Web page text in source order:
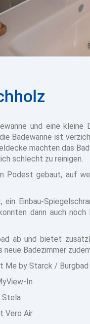
und eine
Badewanne ist
machten das
schlecht zu reinigen.
Podest gebaut, auf
Einbau-
dann auch
ab und bietet
Badezimmer
Me by Starck /
In
Stela
Vero Air